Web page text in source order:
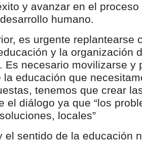
y avanzar en el proceso
humano.
es urgente replantearse
y la organización
Es necesario movilizarse y
la educación que
tenemos que crear
el diálogo ya que “los
locales”
el sentido de la educación